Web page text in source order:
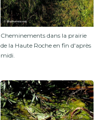
Cheminements dans la prairie
de la Haute Roche en fin d'après
midi.